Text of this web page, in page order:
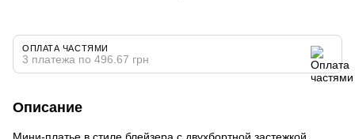
ОПЛАТА ЧАСТЯМИ
3 платежа по 496.67 грн
Описание